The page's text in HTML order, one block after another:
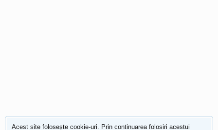
Acest site folosește cookie-uri. Prin continuarea folosiri acestui